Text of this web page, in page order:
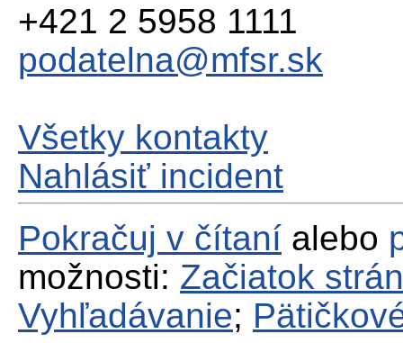
+421 2 5958 1111
podatelna@mfsr.sk
Všetky kontakty
Nahlásiť incident
Pokračuj v čítaní alebo
možnosti: Začiatok
Vyhľadávanie;